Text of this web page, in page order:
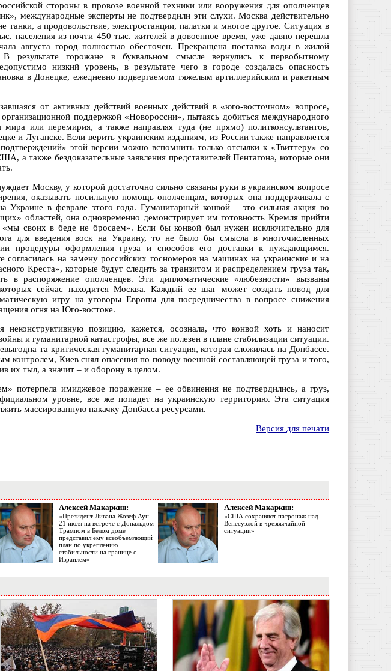
стороны в провозе военной техники или вооружения для ополченцев
международные эксперты не подтвердили эти слухи. Москва действительно
а продовольствие, электростанции, палатки и многое другое. Ситуация в
населения из почти 450 тыс. жителей в довоенное время, уже давно перешла
августа город полностью обесточен. Прекращена поставка воды в жилой
горожане в буквальном смысле вернулись к первобытному
низкий уровень, в результате чего в городе создалась опасность
в Донецке, ежедневно подвергаемом тяжелым артиллерийским и ракетным
от активных действий военных действий в «юго-восточном» вопросе,
поддержкой «Новороссии», пытаясь добиться международного
или перемирия, а также направляя туда (не прямо) политконсультантов,
и Луганске. Если верить украинским изданиям, из России также направляется
этой версии можно вспомнить только отсылки к «Твиттеру» со
а также бездоказательные заявления представителей Пентагона, которые они
Москву, у которой достаточно сильно связаны руки в украинском вопросе
оказывать посильную помощь ополченцам, которых она поддерживала с
Украине в феврале этого года. Гуманитарный конвой – это сильная акция во
областей, она одновременно демонстрирует им готовность Кремля прийти
своих в беде не бросаем». Если бы конвой был нужен исключительно для
для введения воск на Украину, то не было бы смысла в многочисленных
процедуры оформления груза и способов его доставки к нуждающимся.
на замену российских госномеров на машинах на украинские и на
Креста», которые будут следить за транзитом и распределением груза так,
в распоряжение ополченцев. Эти дипломатические «любезности» вызваны
сейчас находится Москва. Каждый ее шаг может создать повод для
игру на уговоры Европы для посредничества в вопросе снижения
огня на Юго-востоке.
неконструктивную позицию, кажется, осознала, что конвой хоть и наносит
и гуманитарной катастрофы, все же полезен в плане стабилизации ситуации.
та критическая гуманитарная ситуация, которая сложилась на Донбассе.
Киев снял опасения по поводу военной составляющей груза и того,
их тыл, а значит – и оборону в целом.
потерпела имиджевое поражение – ее обвинения не подтвердились, а груз,
уровне, все же попадет на украинскую территорию. Эта ситуация
массированную накачку Донбасса ресурсами.
Версия для печати
Алексей Макаркин:
«Президент Ливана Жозеф Аун
21 июля на встрече с Дональдом
Трампом в Белом доме
представил ему всеобъемлющий
план по укреплению
стабильности на границе с
Израилем»
Алексей Макаркин:
«США сохраняют патронаж над
Венесуэлой в чрезвычайной
ситуации»